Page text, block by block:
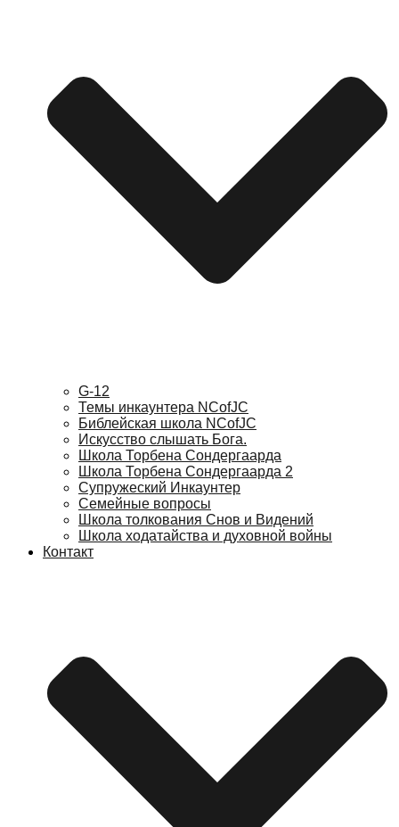
G-12
Темы инкаунтера NCofJC
Библейская школа NCofJC
Искусство слышать Бога.
Школа Торбена Сондергаарда
Школа Торбена Сондергаарда 2
Супружеский Инкаунтер
Семейные вопросы
Школа толкования Снов и Видений
Школа ходатайства и духовной войны
Контакт